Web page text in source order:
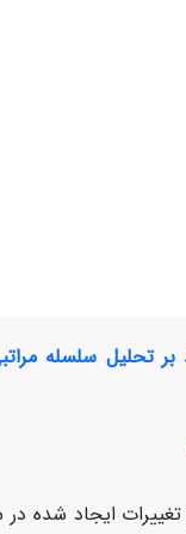
ایجاد شده